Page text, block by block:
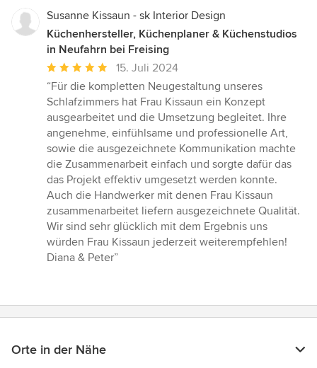
Susanne Kissaun - sk Interior Design
Küchenhersteller, Küchenplaner & Küchenstudios
in Neufahrn bei Freising
Durchschnittliche
Bewertung:
5
von
5
Sternen
15. Juli 2024
“Für die kompletten Neugestaltung unseres
Schlafzimmers hat Frau Kissaun ein Konzept
ausgearbeitet und die Umsetzung begleitet. Ihre
angenehme, einfühlsame und professionelle Art,
sowie die ausgezeichnete Kommunikation machte
die Zusammenarbeit einfach und sorgte dafür das
das Projekt effektiv umgesetzt werden konnte.
Auch die Handwerker mit denen Frau Kissaun
zusammenarbeitet liefern ausgezeichnete Qualität.
Wir sind sehr glücklich mit dem Ergebnis uns
würden Frau Kissaun jederzeit weiterempfehlen!
Diana & Peter”
Orte in der Nähe